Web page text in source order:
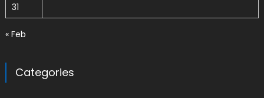
31
« Feb
Categories